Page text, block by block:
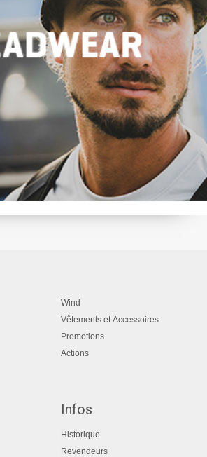
Wind
Vêtements et Accessoires
Promotions
Actions
Infos
Historique
Revendeurs